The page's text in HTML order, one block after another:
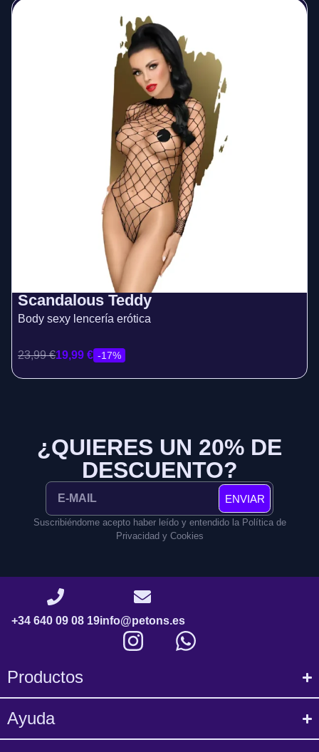
Scandalous Teddy
Body sexy lencería erótica
23,99€19,99 € -17%
¿QUIERES UN 20% DE
DESCUENTO?
ENVIAR
Suscribiéndome acepto haber leído y entendido la Política de
Privacidad y Cookies
+34 640 09 08 19info@petons.es
Productos
Ayuda